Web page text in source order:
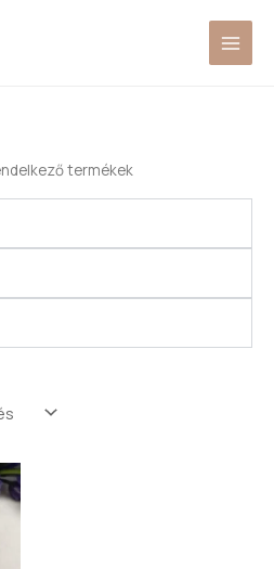
termékek